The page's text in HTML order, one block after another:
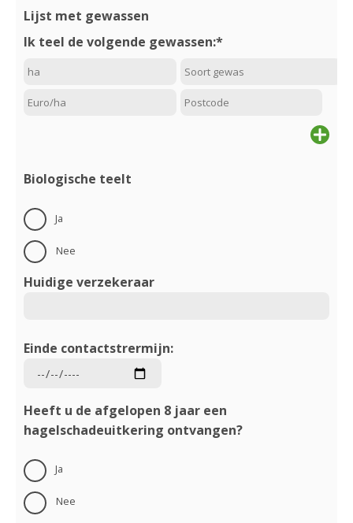
Lijst met gewassen
Ik teel de volgende gewassen:*
Add
Biologische teelt
Ja
Nee
Huidige verzekeraar
Einde contactstrermijn:
Heeft u de afgelopen 8 jaar een
hagelschadeuitkering ontvangen?
Ja
Nee